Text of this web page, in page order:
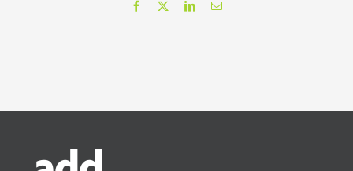
Facebook LinkedInCorreo